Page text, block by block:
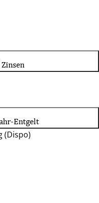
Entgelt
(Dispo)